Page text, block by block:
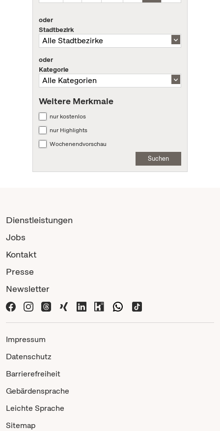
oder
Stadtbezirk
oder
Kategorie
Weitere Merkmale
nur kostenlos
nur Highlights
Wochenendvorschau
Suchen
Dienstleistungen
Jobs
Kontakt
Presse
Newsletter
Impressum
Datenschutz
Barrierefreiheit
Gebärdensprache
Leichte Sprache
Sitemap